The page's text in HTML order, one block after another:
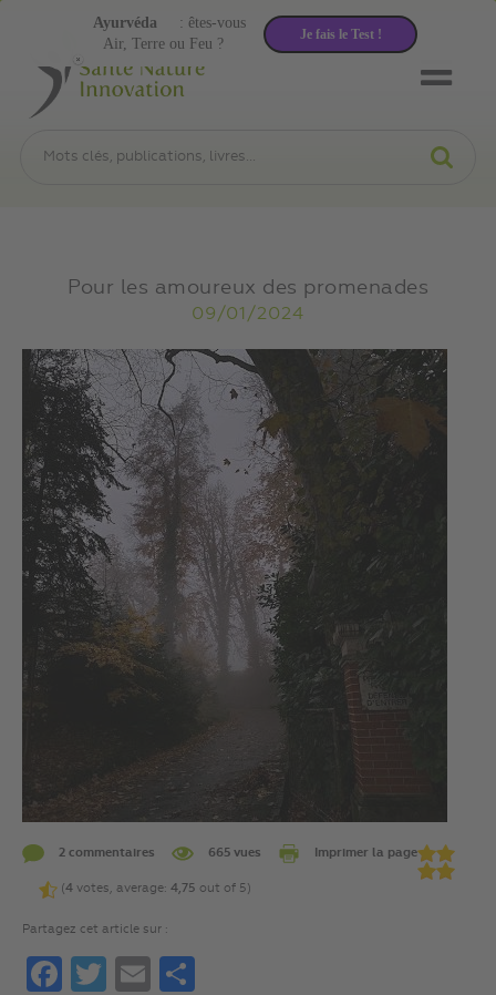
Pour les amoureux des promenades
09/01/2024
2 commentaires 665 vues Imprimer la page
(4 votes, average: 4,75 out of 5)
Partagez cet article sur :
FacebookTwitterEmail
Air, Terre ou Feu ?
Ayurvéda : êtes-vous
Je fais le Test !